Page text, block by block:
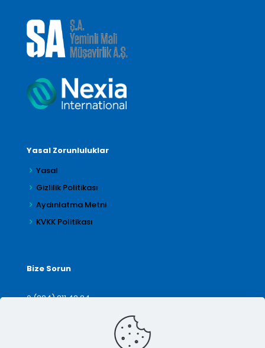
Yasal Zorunluluklar
Yasal
Gizlilik Politikası
Aydınlatma Metni
KVKK Politikası
Bize Sorun
0 (224) 211 42 24